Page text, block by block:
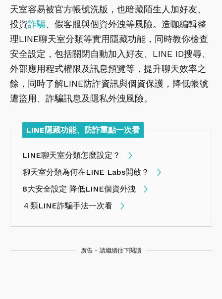
天室容易被官方帳號洗版，也暗藏陌生人加好友、
投資詐騙、假客服與個資外洩等風險。造咖編輯整
理LINE聊天室分類等實用隱藏功能，同時教你檢查
安全設定，包括關閉自動加入好友、LINE ID搜尋、
外部應用程式權限及訊息預覽等，提升聊天效率之
餘，同時了解LINE防詐資訊與個資保護，降低帳號
遭盜用、詐騙訊息及隱私外洩風險。
LINE隱藏功能、防詐重點一次看
LINE聊天室分類怎麼設定？
聊天室分類為何在LINE Labs開啟？
8大安全設定 降低LINE個資外洩
４類LINE詐騙手法一次看
廣告 - 請繼續往下閱讀